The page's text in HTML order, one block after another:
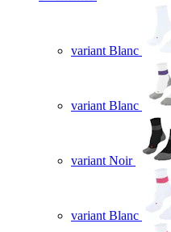
variant Blanc
variant Blanc
variant Noir
variant Blanc